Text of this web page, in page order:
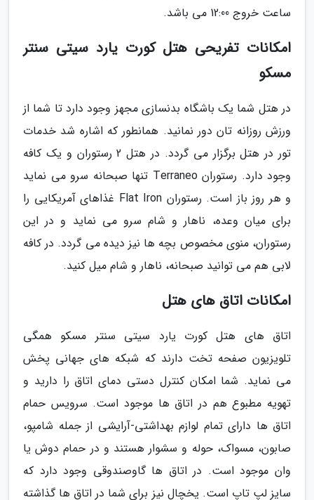
ساعت خروج 12:00 می باشد.
امکانات تفریحی هتل کورت یارد سیتی سنتر
مسکو
در هتل شما یک باشگاه بدنسازی مجهز وجود دارد تا شما از
ورزش روزانه تان دور نمانید. همانطور که اشاره شد خدمات
تور در هتل برگزار می گردد. در هتل 2 رستوران و یک کافه
وجود دارد. رستوران Terraneo تنها صبحانه سرو می نماید
و هر روز باز است. رستوران Flat Iron غذاهای آمریکایی را
برای میان وعده، ناهار و شام سرو می نماید و در این
رستوران، منوی مخصوص بچه ها نیز دیده می گردد. در کافه
لابی هم می توانید صبحانه، ناهار و شام میل کنید.
امکانات اتاق های هتل
اتاق های هتل کورت یارد سیتی سنتر مسکو همگی
تلویزیون صفحه تخت دارند که شبکه های جهانی پخش
می نماید. شما امکان کنترل دستی دمای اتاق را دارید و
تهویه مطبوع هم در اتاق ها موجود است. سرویس حمام
اتاق ها دارای تمام لوازم بهداشتی-آرایشی از جمله شامپو،
صابون، مسواک، حوله و سشوار هستند و در حمام دوش یا
وان موجود است. در اتاق ها گاوصندوقی وجود دارد که
سایز لپ تاپ است. یخچال نیز برای شما در اتاق ها گذاشته